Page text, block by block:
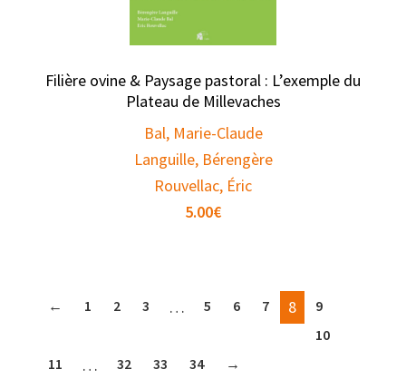
Filière ovine & Paysage pastoral : L’exemple du
Plateau de Millevaches
Bal, Marie-Claude
Languille, Bérengère
Rouvellac, Éric
5.00€
← 1 2 3 … 5 6 7 8
9
10
11
… 32 33 34 →